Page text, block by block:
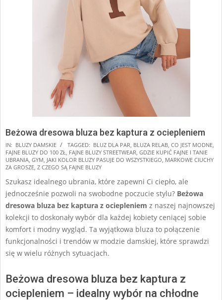
Beżowa dresowa bluza bez kaptura z ociepleniem
2024-
09-
14
IN: BLUZY DAMSKIE TAGGED: BLUZ DLA PAR BLUZA RELAB CO JEST MODNE
FAJNE BLUZY DO 100 ZŁ FAJNE BLUZY STREETWEAR GDZIE KUPIĆ FAJNE I TANIE
UBRANIA GYM JAKI KOLOR BLUZY PASUJE DO WSZYSTKIEGO MARKOWE CIUCHY
ZA GROSZE Z CZEGO SĄ FAJNE BLUZY
Szukasz idealnego ubrania, które zapewni Ci ciepło, ale
jednocześnie pozwoli na swobodne poczucie stylu? Beżowa
dresowa bluza bez kaptura z ociepleniem z naszej najnowszej
kolekcji to doskonały wybór dla każdej kobiety ceniącej sobie
komfort i modny wygląd. Ta wyjątkowa bluza to połączenie
funkcjonalności i trendów w modzie damskiej, które sprawdzi
się w wielu różnych sytuacjach.
Beżowa dresowa bluza bez kaptura z
ociepleniem – idealny wybór na chłodne